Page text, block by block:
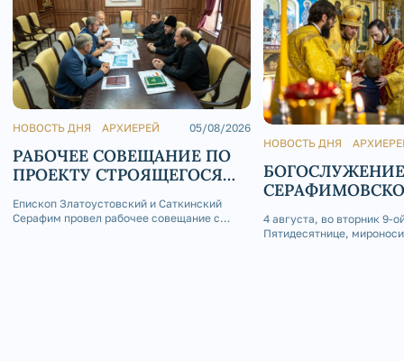
НОВОСТЬ ДНЯ АРХИЕРЕЙ 05/08/2026
РАБОЧЕЕ СОВЕЩАНИЕ ПО
ПРОЕКТУ СТРОЯЩЕГОСЯ
ЗЛАТОУСТА
Епископ Златоустовский и Саткинский
Серафим провел рабочее совещание с
НОВОСТЬ ДНЯ
4 августа, во вторник 9-
Пятидесятнице,